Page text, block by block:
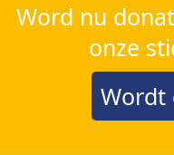
Word nu
onze
Wordt